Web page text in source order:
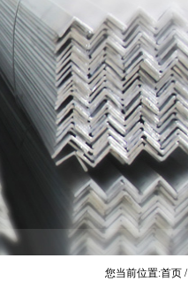
您当前位置:首页